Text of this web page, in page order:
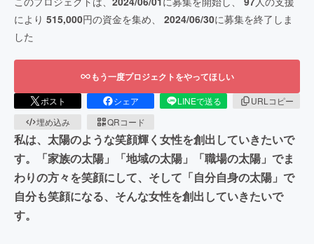
により 515,000円の資金を集め、 2024/06/30に募集を終了しま
した
もう一度プロジェクトをやってほしい
ポスト シェア LINEで送る
URLコピー
埋め込み
QRコード
私は、太陽のような笑顔輝く女性を創出していきたいで
す。「家族の太陽」「地域の太陽」「職場の太陽」でま
わりの方々を笑顔にして、そして「自分自身の太陽」で
自分も笑顔になる、そんな女性を創出していきたいで
す。